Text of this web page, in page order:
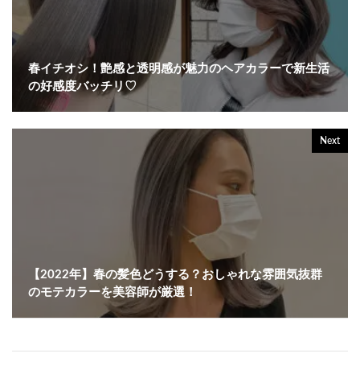
春イチオシ！艶感と透明感が魅力のヘアカラーで新生活
の好感度バッチリ♡
Next
【2022年】春の髪色どうする？おしゃれな雰囲気抜群
のモテカラーを美容師が厳選！